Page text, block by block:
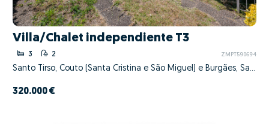
Villa/Chalet independiente T3
3 2 ZMPT590694
Santo Tirso, Couto (Santa Cristina e São Miguel) e Burgães, Santo Tirso, Porto
320.000 €